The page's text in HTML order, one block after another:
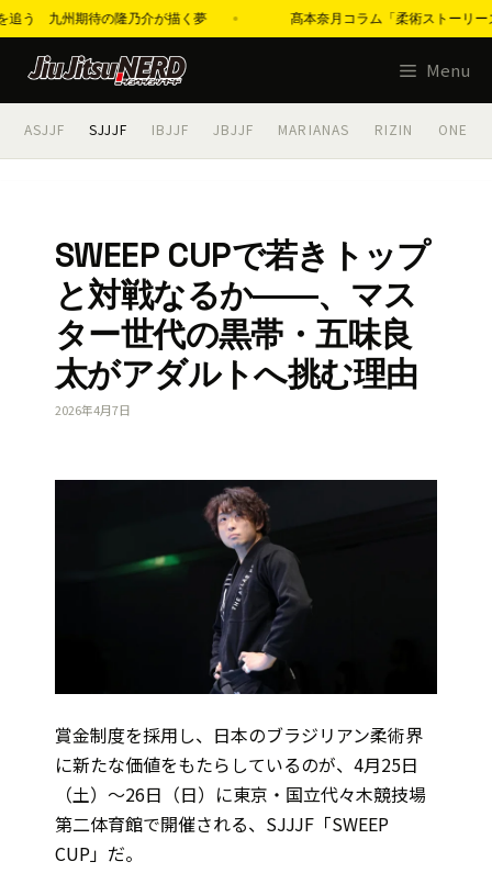
九州期待の隆乃介が描く夢 髙本奈月コラム「柔術ストーリーズ
テ
Menu
ASJJF SJJJF IBJJF JBJJF MARIANAS RIZIN ONE
SWEEP CUPで若きトップ
と対戦なるか――、マス
ター世代の黒帯・五味良
太がアダルトへ挑む理由
2026年4月7日
賞金制度を採用し、日本のブラジリアン柔術界
に新たな価値をもたらしているのが、4月25日
（土）～26日（日）に東京・国立代々木競技場
第二体育館で開催される、SJJJF「SWEEP
CUP」だ。